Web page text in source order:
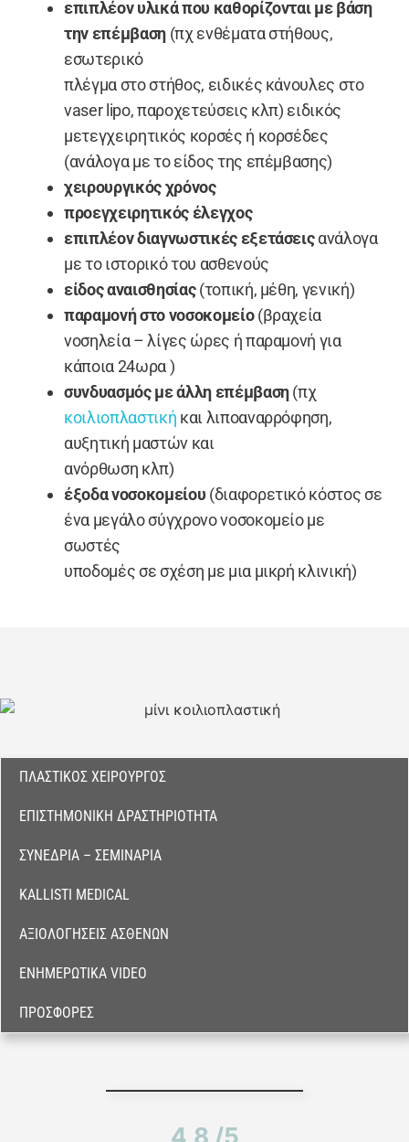
επιπλέον υλικά που καθορίζονται με βάση
την επέμβαση(πχ ενθέματα στήθους,
εσωτερικό
πλέγμα στο στήθος, ειδικές κάνουλες στο
vaser lipo, παροχετεύσεις κλπ) ειδικός
μετεγχειρητικός κορσές ή κορσέδες
(ανάλογα με το είδος της επέμβασης)
χειρουργικός χρόνος
προεγχειρητικός έλεγχος
επιπλέον διαγνωστικές εξετάσειςανάλογα
με το ιστορικό του ασθενούς
είδος αναισθησίας(τοπική, μέθη, γενική)
παραμονή στο νοσοκομείο(βραχεία
νοσηλεία – λίγες ώρες ή παραμονή για
κάποια 24ωρα )
συνδυασμός με άλλη επέμβαση(πχ
κοιλιοπλαστική και λιποαναρρόφηση,
αυξητική μαστών και
ανόρθωση κλπ)
έξοδα νοσοκομείου (διαφορετικό κόστος σε
ένα μεγάλο σύγχρονο νοσοκομείο με
σωστές
υποδομές σε σχέση με μια μικρή κλινική)
ΠΛΑΣΤΙΚΌΣ ΧΕΙΡΟΥΡΓΌΣ
ΕΠΙΣΤΗΜΟΝΙΚΉ ΔΡΑΣΤΗΡΙΌΤΗΤΑ
ΣΥΝΈΔΡΙΑ – ΣΕΜΙΝΆΡΙΑ
KALLISTI MEDICAL
ΑΞΙΟΛΟΓΉΣΕΙΣ ΑΣΘΕΝΏΝ
ΕΝΗΜΕΡΩΤΙΚΆ VIDEO
ΠΡΟΣΦΟΡΈΣ
4,8 /5